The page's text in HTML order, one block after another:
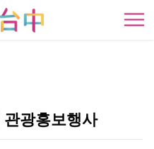
開
광홍보행사